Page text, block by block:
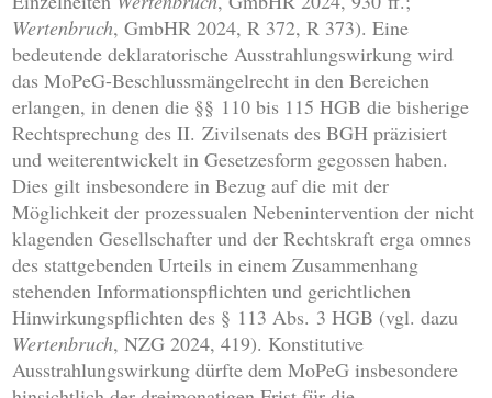
Wertenbruch, GmbHR 2024, R 372, R 373). Eine
bedeutende deklaratorische Ausstrahlungswirkung wird
das MoPeG-Beschlussmängelrecht in den Bereichen
erlangen, in denen die §§ 110 bis 115 HGB die bisherige
Rechtsprechung des II. Zivilsenats des BGH präzisiert
und weiterentwickelt in Gesetzesform gegossen haben.
Dies gilt insbesondere in Bezug auf die mit der
Möglichkeit der prozessualen Nebenintervention der nicht
klagenden Gesellschafter und der Rechtskraft erga omnes
des stattgebenden Urteils in einem Zusammenhang
stehenden Informationspflichten und gerichtlichen
Hinwirkungspflichten des § 113 Abs. 3 HGB (vgl. dazu
Wertenbruch, NZG 2024, 419). Konstitutive
Ausstrahlungswirkung dürfte dem MoPeG insbesondere